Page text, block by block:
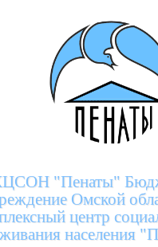
"Пенаты"
Омской
центр
населения